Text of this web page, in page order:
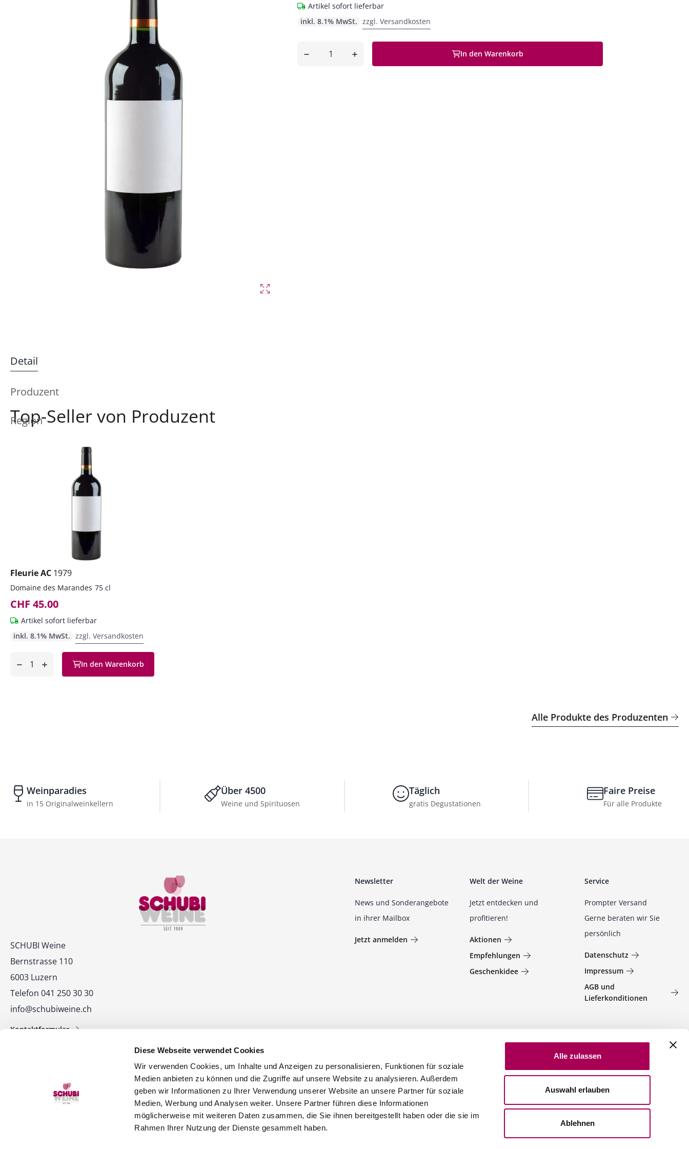
Diese Webseite verwendet Cookies
Wir verwenden Cookies, um Inhalte und Anzeigen zu personalisieren, Funktionen für soziale
Medien anbieten zu können und die Zugriffe auf unsere Website zu analysieren. Außerdem
geben wir Informationen zu Ihrer Verwendung unserer Website an unsere Partner für soziale
Medien, Werbung und Analysen weiter. Unsere Partner führen diese Informationen
möglicherweise mit weiteren Daten zusammen, die Sie ihnen bereitgestellt haben oder die sie im
Rahmen Ihrer Nutzung der Dienste gesammelt haben.
Alle zulassen
Auswahl erlauben
Ablehnen
Artikel sofort lieferbar
inkl. 8.1% MwSt. zzgl. Versandkosten
In den Warenkorb
Detail
Produzent
Region
Top-Seller von Produzent
Fleurie AC 1979
Domaine des Marandes 75 cl
CHF 45.00
Artikel sofort lieferbar
inkl. 8.1% MwSt. zzgl. Versandkosten
In den Warenkorb
Alle Produkte des Produzenten
Weinparadies
in 15 Originalweinkellern
Über 4500
Weine und Spirituosen
Täglich
gratis Degustationen
Faire Preise
Für alle Produkte
Kontakt
SCHUBI Weine
Bernstrasse 110
6003 Luzern
Telefon 041 250 30 30
info@schubiweine.ch
Kontaktformular
Newsletter
News und Sonderangebote
in ihrer Mailbox
Jetzt anmelden
Welt der Weine
Jetzt entdecken und
profitieren!
Aktionen
Empfehlungen
Geschenkidee
Service
Prompter Versand
Gerne beraten wir Sie
persönlich
Datenschutz
Impressum
AGB und
Lieferkonditionen